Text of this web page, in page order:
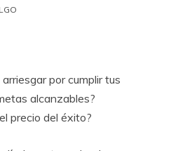
por cumplir tus
alcanzables?
precio del éxito?